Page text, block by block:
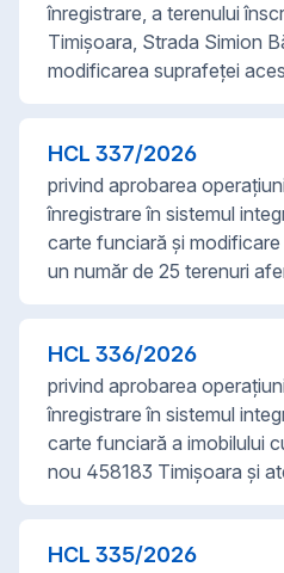
înregistrare, a terenului
Timișoara, Strada Simion
modificarea suprafeței
HCL 337/2026
privind aprobarea
înregistrare în sistemul
carte funciară și
un număr de 25 terenuri
HCL 336/2026
privind aprobarea
înregistrare în sistemul
carte funciară a imobilului
nou 458183 Timișoara și
HCL 335/2026